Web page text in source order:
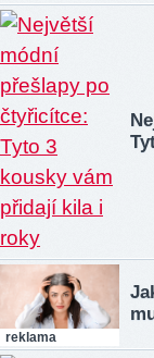
reklama